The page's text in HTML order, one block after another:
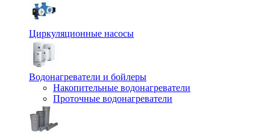
Циркуляционные насосы
Водонагреватели и бойлеры
Накопительные водонагреватели
Проточные водонагреватели